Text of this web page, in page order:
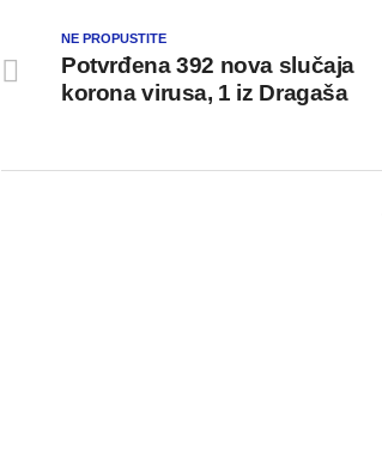
NE PROPUSTITE
Potvrđena 392 nova slučaja
korona virusa, 1 iz Dragaša